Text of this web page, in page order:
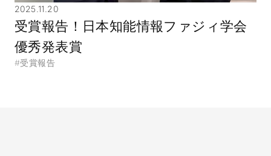
2025.11.20
受賞報告！日本知能情報ファジィ学会
優秀発表賞
#受賞報告